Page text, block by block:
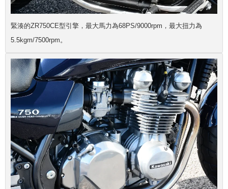
緊湊的ZR750CE型引擎，最大馬力為68PS/9000rpm，最大扭力為
5.5kgm/7500rpm。